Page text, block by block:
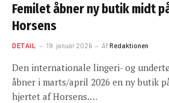
Femilet åbner ny butik midt
Horsens
DETAIL 19. januar 2026 AfRedaktionen
Den internationale lingeri- og
åbner i marts/april 2026 en ny butik
hjertet af Horsens.…